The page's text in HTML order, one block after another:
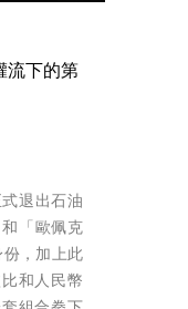
流下的第
退出石油
和「歐佩克
份，加上此
和人民幣